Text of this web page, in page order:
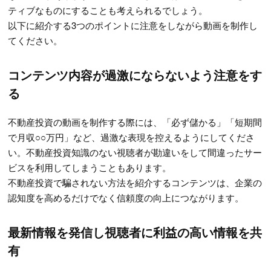
ティブなものにすることも考えられるでしょう。
以下に紹介する3つのポイントに注意をしながら動画を制作し
てください。
コンテンツ内容が過激にならないよう注意をす
る
不動産投資の動画を制作する際には、「必ず儲かる」「短期間
で月収○○万円」など、過激な表現を控えるようにしてくださ
い。不動産投資知識のない視聴者が勘違いをして間違ったサー
ビスを利用してしまうこともあります。
不動産投資で騙されない方法を紹介するコンテンツは、企業の
認知度を高めるだけでなく信頼度の向上につながります。
最新情報を発信し視聴者に利益の高い情報を共
有